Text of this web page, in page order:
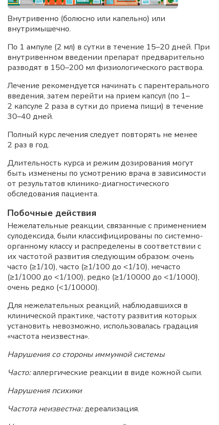
Внутривенно (болюсно или капельно) или
внутримышечно.
По 1 ампуле (2 мл) в сутки в течение 15–20 дней. При
внутривенном введении препарат предварительно
разводят в 150–200 мл физиологического раствора.
Лечение рекомендуется начинать с парентерального
введения, затем перейти на прием капсул (по 1–
2 капсуле 2 раза в сутки до приема пищи) в течение
30–40 дней.
Полный курс лечения следует повторять не менее
2 раз в год.
Длительность курса и режим дозирования могут
быть изменены по усмотрению врача в зависимости
от результатов клинико-диагностического
обследования пациента.
Побочные действия
Нежелательные реакции, связанные с применением
сулодексида, были классифицированы по системно-
органному классу и распределены в соответствии с
их частотой развития следующим образом: очень
часто (≥1/10), часто (≥1/100 до <1/10), нечасто
(≥1/1000 до <1/100), редко (≥1/10000 до <1/1000),
очень редко (<1/10000).
Для нежелательных реакций, наблюдавшихся в
клинической практике, частоту развития которых
установить невозможно, использовалась градация
«частота неизвестна».
Нарушения со стороны иммунной системы
Часто:аллергические реакции в виде кожной сыпи.
Нарушения психики
Частота неизвестна:дереализация.